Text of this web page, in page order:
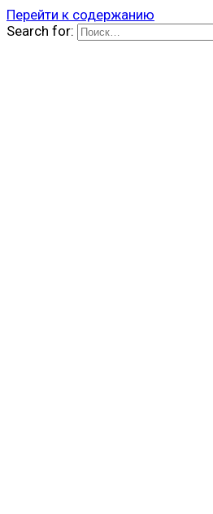
Перейти к содержанию
Search for: